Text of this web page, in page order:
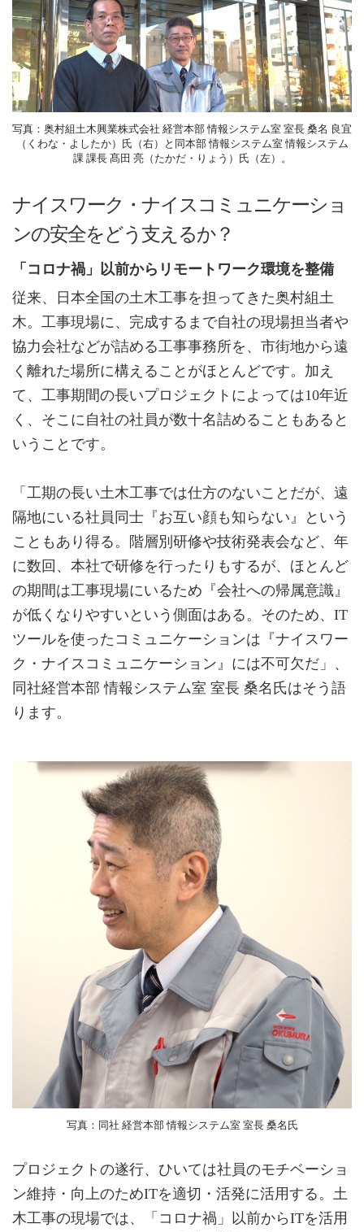
写真：奥村組土木興業株式会社 経営本部 情報システム室 室長 桑名 良宜
（くわな・よしたか）氏（右）と同本部 情報システム室 情報システム
課 課長 髙田 亮（たかだ・りょう）氏（左）。
ナイスワーク・ナイスコミュニケーショ
ンの安全をどう支えるか？
「コロナ禍」以前からリモートワーク環境を整備
従来、日本全国の土木工事を担ってきた奥村組土
木。工事現場に、完成するまで自社の現場担当者や
協力会社などが詰める工事事務所を、市街地から遠
く離れた場所に構えることがほとんどです。加え
て、工事期間の長いプロジェクトによっては10年近
く、そこに自社の社員が数十名詰めることもあると
いうことです。
「工期の長い土木工事では仕方のないことだが、遠
隔地にいる社員同士『お互い顔も知らない』という
こともあり得る。階層別研修や技術発表会など、年
に数回、本社で研修を行ったりもするが、ほとんど
の期間は工事現場にいるため『会社への帰属意識』
が低くなりやすいという側面はある。そのため、IT
ツールを使ったコミュニケーションは『ナイスワー
ク・ナイスコミュニケーション』には不可欠だ」、
同社経営本部 情報システム室 室長 桑名氏はそう語
ります。
写真：同社 経営本部 情報システム室 室長 桑名氏
プロジェクトの遂行、ひいては社員のモチベーショ
ン維持・向上のためITを適切・活発に活用する。土
木工事の現場では、「コロナ禍」以前からITを活用